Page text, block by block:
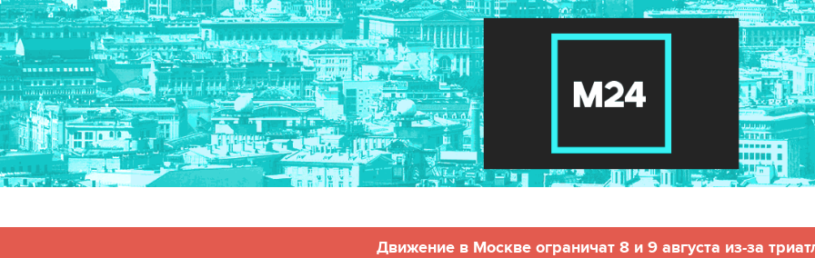
Движение в Москве ограничат 8 и 9 августа из-за